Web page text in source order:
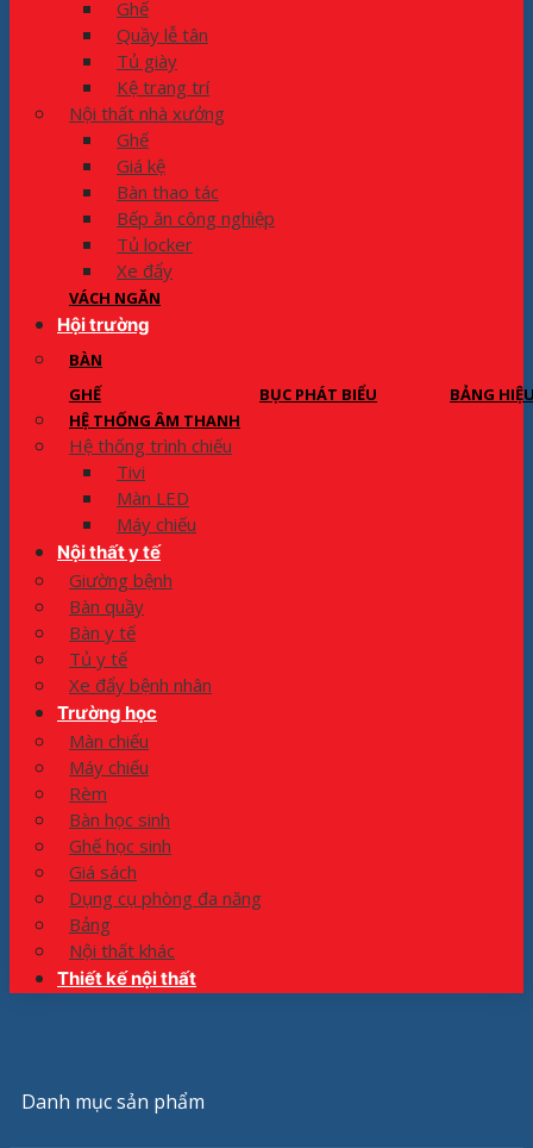
Ghế
Quầy lễ tân
Tủ giày
Kệ trang trí
Nội thất nhà xưởng
Ghế
Giá kệ
Bàn thao tác
Bếp ăn công nghiệp
Tủ locker
Xe đẩy
VÁCH NGĂN
Hội trường
BÀN
GHẾ
BỤC PHÁT BIỂU
BẢNG
HỆ THỐNG ÂM THANH
Hệ thống trình chiếu
Tivi
Màn LED
Máy chiếu
Nội thất y tế
Giường bệnh
Bàn quầy
Bàn y tế
Tủ y tế
Xe đẩy bệnh nhân
Trường học
Màn chiếu
Máy chiếu
Rèm
Bàn học sinh
Ghế học sinh
Giá sách
Dụng cụ phòng đa năng
Bảng
Nội thất khác
Thiết kế nội thất
Danh mục sản phẩm